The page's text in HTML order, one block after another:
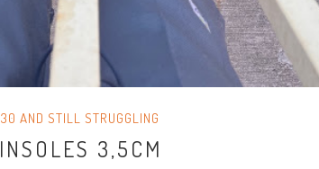
30 AND STILL STRUGGLING
INSOLES 3,5CM